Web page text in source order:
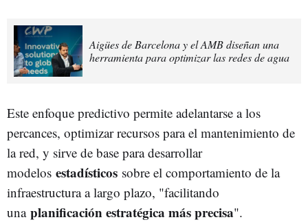
Aigües de Barcelona y el AMB diseñan una
herramienta para optimizar las redes de agua
Este enfoque predictivo permite adelantarse a los
percances, optimizar recursos para el mantenimiento de
la red, y sirve de base para desarrollar
modelos estadísticos sobre el comportamiento de la
infraestructura a largo plazo, "facilitando
una planificación estratégica más precisa".